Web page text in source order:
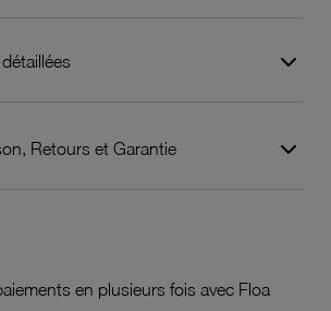
Retours et Garantie
en plusieurs fois avec Floa